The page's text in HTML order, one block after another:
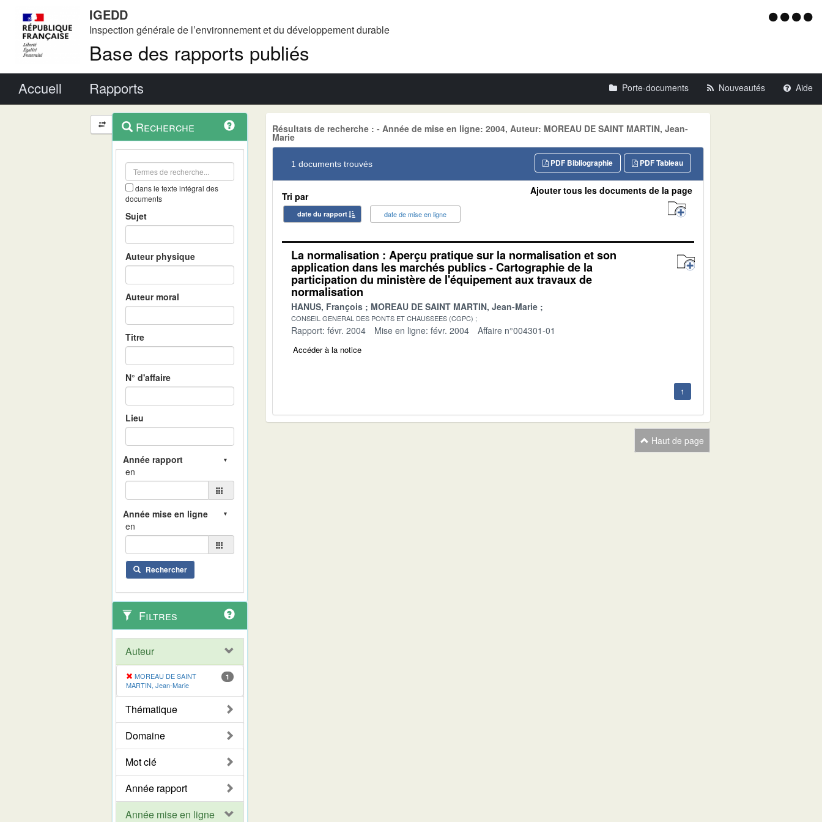
IGEDD
Inspection générale de l’environnement et du développement durable
Base des rapports publiés
Menu
Accueil Rapports Porte-documents Nouveautés Aide
Navigation
et
outils
contextuel
Recherche
dans le texte intégral des
documents
Sujet
Auteur physique
Auteur moral
Titre
N° d'affaire
Lieu
en
en
Rechercher
Filtres
Auteur
MOREAU DE SAINT
MARTIN, Jean-Marie
1
Thématique
Domaine
Mot clé
Année rapport
Année mise en ligne
Résultats de recherche : - Année de mise en ligne: 2004, Auteur: MOREAU DE SAINT MARTIN, Jean-
Marie
1 documents trouvés PDF Tableau
PDF Bibliographie
Tri par
date du rapport date de mise en ligne
Ajouter tous les documents de la page
La normalisation : Aperçu pratique sur la normalisation et son
application dans les marchés publics - Cartographie de la
participation du ministère de l'équipement aux travaux de
normalisation
HANUS, François MOREAU DE SAINT MARTIN, Jean-Marie
CONSEIL GENERAL DES PONTS ET CHAUSSEES (CGPC)
Rapport: févr. 2004 Mise en ligne: févr. 2004 Affaire n°004301-01
Accéder à la notice
1
Haut de page